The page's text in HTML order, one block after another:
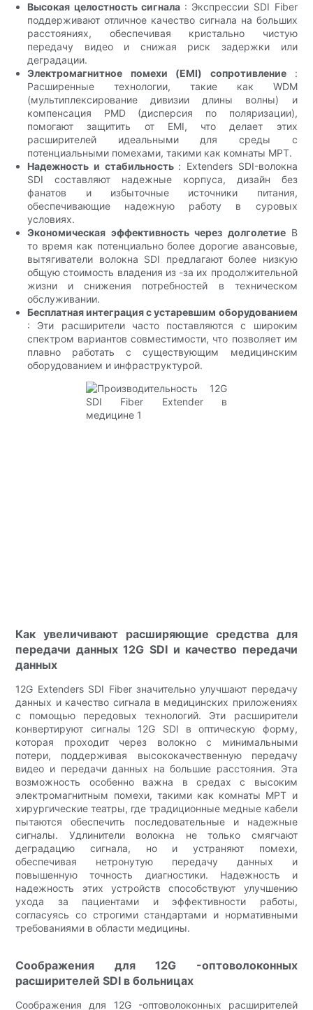
Высокая целостность сигнала : Экспрессии SDI Fiber
поддерживают отличное качество сигнала на больших
расстояниях, обеспечивая кристально чистую
передачу видео и снижая риск задержки или
деградации.
Электромагнитное помехи (EMI) сопротивление :
Расширенные технологии, такие как WDM
(мультиплексирование дивизии длины волны) и
компенсация PMD (дисперсия по поляризации),
помогают защитить от EMI, что делает этих
расширителей идеальными для среды с
потенциальными помехами, такими как комнаты МРТ.
Надежность и стабильность : Extenders SDI-волокна
SDI составляют надежные корпуса, дизайн без
фанатов и избыточные источники питания,
обеспечивающие надежную работу в суровых
условиях.
Экономическая эффективность через долголетие В
то время как потенциально более дорогие авансовые,
вытягиватели волокна SDI предлагают более низкую
общую стоимость владения из -за их продолжительной
жизни и снижения потребностей в техническом
обслуживании.
Бесплатная интеграция с устаревшим оборудованием
: Эти расширители часто поставляются с широким
спектром вариантов совместимости, что позволяет им
плавно работать с существующим медицинским
оборудованием и инфраструктурой.
Как увеличивают расширяющие средства для
передачи данных 12G SDI и качество передачи
данных
12G Extenders SDI Fiber значительно улучшают передачу
данных и качество сигнала в медицинских приложениях
с помощью передовых технологий. Эти расширители
конвертируют сигналы 12G SDI в оптическую форму,
которая проходит через волокно с минимальными
потери, поддерживая высококачественную передачу
видео и передачи данных на большие расстояния. Эта
возможность особенно важна в средах с высоким
электромагнитным помехи, такими как комнаты МРТ и
хирургические театры, где традиционные медные кабели
пытаются обеспечить последовательные и надежные
сигналы. Удлинители волокна не только смягчают
деградацию сигнала, но и устраняют помехи,
обеспечивая нетронутую передачу данных и
повышенную точность диагностики. Надежность и
надежность этих устройств способствуют улучшению
ухода за пациентами и эффективности работы,
согласуясь со строгими стандартами и нормативными
требованиями в области медицины.
Соображения для 12G -оптоволоконных
расширителей SDI в больницах
Соображения для 12G -оптоволоконных расширителей